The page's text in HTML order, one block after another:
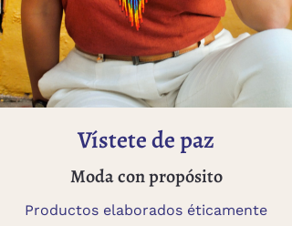
Vístete de paz
Moda con propósito
Productos elaborados éticamente